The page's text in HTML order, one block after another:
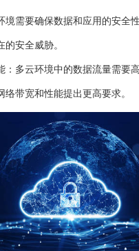
境需要确保数据和应用的安全
安全威胁。
：多云环境中的数据流量需要
带宽和性能提出更高要求。